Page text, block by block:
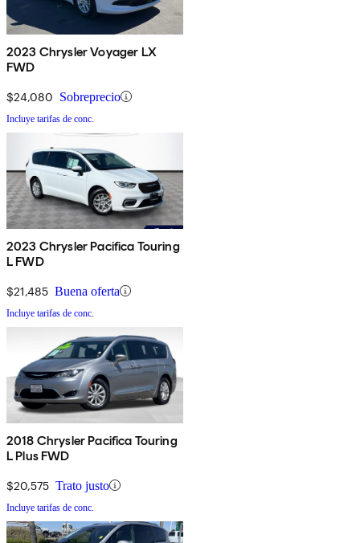
2023 Chrysler Voyager LX
FWD
$24,080 Sobreprecio
Incluye tarifas de conc.
2023 Chrysler Pacifica Touring
L FWD
$21,485 Buena oferta
Incluye tarifas de conc.
2018 Chrysler Pacifica Touring
L Plus FWD
$20,575 Trato justo
Incluye tarifas de conc.